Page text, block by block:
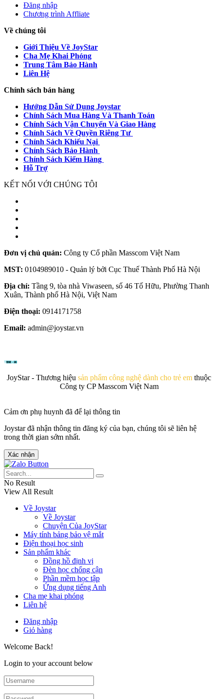
Đăng nhập
Chương trình Affliate
Về chúng tôi
Giới Thiệu Về JoyStar
Cha Mẹ Khai Phóng
Trung Tâm Bảo Hành
Liên Hệ
Chính sách bán hàng
Hướng Dẫn Sử Dụng Joystar
Chính Sách Mua Hàng Và Thanh Toán
Chính Sách Vận Chuyển Và Giao Hàng
Chính Sách Về Quyền Riêng Tư
Chính Sách Khiếu Nại
Chính Sách Bảo Hành
Chính Sách Kiểm Hàng
Hỗ Trợ
KẾT NỐI VỚI CHÚNG TÔI
Đơn vị chủ quản: Công ty Cổ phần Masscom Việt Nam
MST: 0104989010 - Quản lý bởi Cục Thuế Thành Phố Hà Nội
Địa chỉ: Tầng 9, tòa nhà Viwaseen, số 46 Tố Hữu, Phường Thanh
Xuân, Thành phố Hà Nội, Việt Nam
Điện thoại: 0914171758
Email: admin@joystar.vn
JoyStar - Thương hiệu sản phẩm công nghệ dành cho trẻ em thuộc
Công ty CP Masscom Việt Nam
Cảm ơn phụ huynh đã để lại thông tin
Joystar đã nhận thông tin đăng ký của bạn, chúng tôi sẽ liên hệ
trong thời gian sớm nhất.
Xác nhận
No Result
View All Result
Về Joystar
Về Joystar
Chuyện Của JoyStar
Máy tính bảng bảo vệ mắt
Điện thoại học sinh
Sản phẩm khác
Đồng hồ định vị
Đèn học chống cận
Phần mềm học tập
Ứng dụng tiếng Anh
Cha mẹ khai phóng
Liên hệ
Đăng nhập
Giỏ hàng
Welcome Back!
Login to your account below